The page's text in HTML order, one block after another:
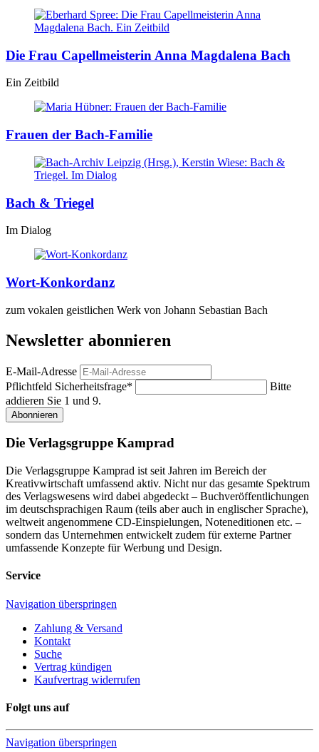
Die Frau Capellmeisterin Anna Magdalena Bach
Ein Zeitbild
Frauen der Bach-Familie
Bach & Triegel
Im Dialog
Wort-Konkordanz
zum vokalen geistlichen Werk von Johann Sebastian Bach
Newsletter abonnieren
E-Mail-Adresse
Pflichtfeld Sicherheitsfrage*
Bitte
addieren Sie 1 und 9.
Abonnieren
Die Verlagsgruppe Kamprad
Die Verlagsgruppe Kamprad ist seit Jahren im Bereich der
Kreativwirtschaft umfassend aktiv. Nicht nur das gesamte Spektrum
des Verlagswesens wird dabei abgedeckt – Buchveröffentlichungen
im deutschsprachigen Raum (teils aber auch in englischer Sprache),
weltweit angenommene CD-Einspielungen, Noteneditionen etc. –
sondern das Unternehmen entwickelt zudem für externe Partner
umfassende Konzepte für Werbung und Design.
Service
Navigation überspringen
Zahlung & Versand
Kontakt
Suche
Vertrag kündigen
Kaufvertrag widerrufen
Folgt uns auf
Navigation überspringen